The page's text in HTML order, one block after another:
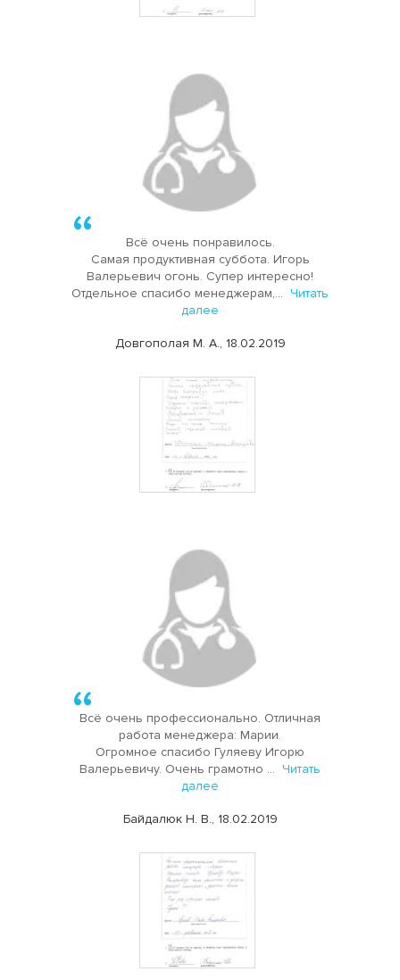
Всё очень понравилось.
Самая продуктивная суббота. Игорь
Валерьевич огонь. Супер интересно!
Отдельное спасибо менеджерам,... Читать
далее
Довгополая М. А., 18.02.2019
Всё очень профессионально. Отличная
работа менеджера: Марии.
Огромное спасибо Гуляеву Игорю
Валерьевичу. Очень грамотно ... Читать
далее
Байдалюк Н. В., 18.02.2019